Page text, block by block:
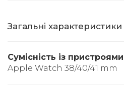
Загальні характеристики
Сумісність із пристроями
Apple Watch 38/40/41 mm